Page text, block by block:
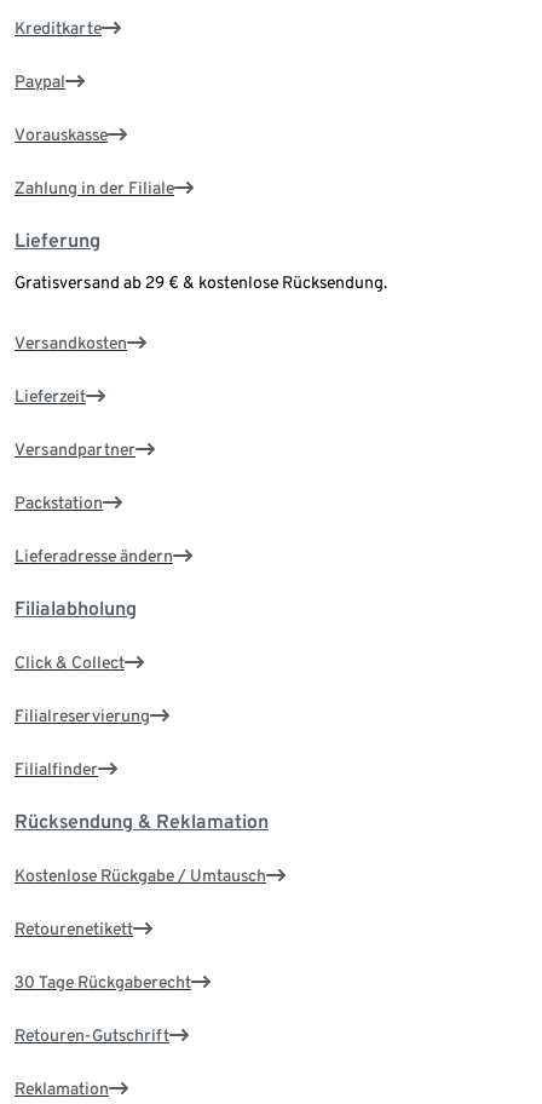
Kreditkarte
Paypal
Vorauskasse
Zahlung in der Filiale
Lieferung
Gratisversand ab 29 € & kostenlose Rücksendung.
Versandkosten
Lieferzeit
Versandpartner
Packstation
Lieferadresse ändern
Filialabholung
Click & Collect
Filialreservierung
Filialfinder
Rücksendung & Reklamation
Kostenlose Rückgabe / Umtausch
Retourenetikett
30 Tage Rückgaberecht
Retouren-Gutschrift
Reklamation